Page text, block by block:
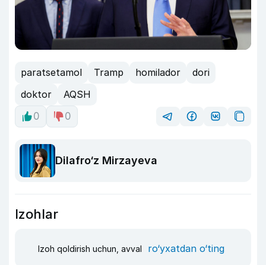
paratsetamol Tramp homilador
dori
doktor
AQSH
0
0
Dilafro‘z Mirzayeva
Izohlar
Izoh qoldirish uchun, avval ro‘yxatdan o‘ting